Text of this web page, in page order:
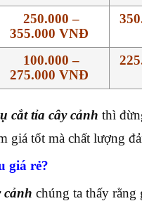
250.000 –
355.000 VNĐ
100.000 –
275.000 VNĐ
cắt tỉa cây cảnh thì
giá tốt mà chất lượng
giá rẻ?
cảnh chúng ta thấy rằng